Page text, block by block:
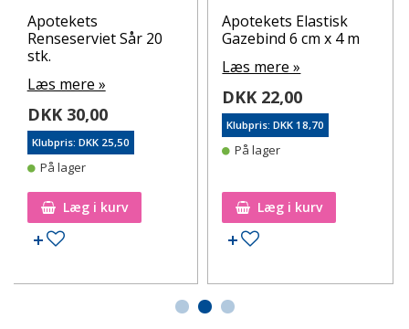
Apotekets
Renseserviet Sår 20
stk.
Læs mere »
DKK 30,00
Klubpris: DKK 25,50
På lager
Læg i kurv
Tilføj til ønskeseddel
Apotekets Elastisk
Gazebind 6 cm x 4 m
Læs mere »
DKK 22,00
Klubpris: DKK 18,70
På lager
Læg i kurv
Tilføj til ønskeseddel